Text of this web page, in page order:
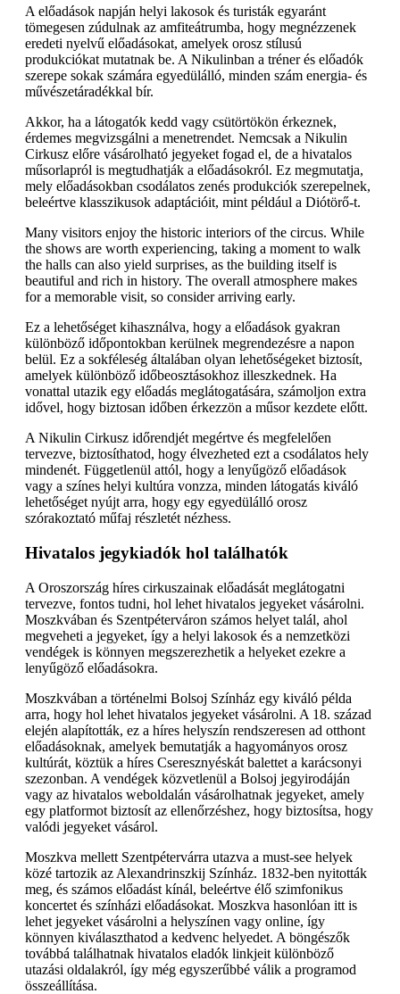
A előadások napján helyi lakosok és turisták egyaránt
tömegesen zúdulnak az amfiteátrumba, hogy megnézzenek
eredeti nyelvű előadásokat, amelyek orosz stílusú
produkciókat mutatnak be. A Nikulinban a tréner és előadók
szerepe sokak számára egyedülálló, minden szám energia- és
művészetáradékkal bír.
Akkor, ha a látogatók kedd vagy csütörtökön érkeznek,
érdemes megvizsgálni a menetrendet. Nemcsak a Nikulin
Cirkusz előre vásárolható jegyeket fogad el, de a hivatalos
műsorlapról is megtudhatják a előadásokról. Ez megmutatja,
mely előadásokban csodálatos zenés produkciók szerepelnek,
beleértve klasszikusok adaptációit, mint például a Diótörő-t.
Many visitors enjoy the historic interiors of the circus. While
the shows are worth experiencing, taking a moment to walk
the halls can also yield surprises, as the building itself is
beautiful and rich in history. The overall atmosphere makes
for a memorable visit, so consider arriving early.
Ez a lehetőséget kihasználva, hogy a előadások gyakran
különböző időpontokban kerülnek megrendezésre a napon
belül. Ez a sokféleség általában olyan lehetőségeket biztosít,
amelyek különböző időbeosztásokhoz illeszkednek. Ha
vonattal utazik egy előadás meglátogatására, számoljon extra
idővel, hogy biztosan időben érkezzön a műsor kezdete előtt.
A Nikulin Cirkusz időrendjét megértve és megfelelően
tervezve, biztosíthatod, hogy élvezheted ezt a csodálatos hely
mindenét. Függetlenül attól, hogy a lenyűgöző előadások
vagy a színes helyi kultúra vonzza, minden látogatás kiváló
lehetőséget nyújt arra, hogy egy egyedülálló orosz
szórakoztató műfaj részletét nézhess.
Hivatalos jegykiadók hol találhatók
A Oroszország híres cirkuszainak előadását meglátogatni
tervezve, fontos tudni, hol lehet hivatalos jegyeket vásárolni.
Moszkvában és Szentpéterváron számos helyet talál, ahol
megveheti a jegyeket, így a helyi lakosok és a nemzetközi
vendégek is könnyen megszerezhetik a helyeket ezekre a
lenyűgöző előadásokra.
Moszkvában a történelmi Bolsoj Színház egy kiváló példa
arra, hogy hol lehet hivatalos jegyeket vásárolni. A 18. század
elején alapították, ez a híres helyszín rendszeresen ad otthont
előadásoknak, amelyek bemutatják a hagyományos orosz
kultúrát, köztük a híres Cseresznyéskát balettet a karácsonyi
szezonban. A vendégek közvetlenül a Bolsoj jegyirodáján
vagy az hivatalos weboldalán vásárolhatnak jegyeket, amely
egy platformot biztosít az ellenőrzéshez, hogy biztosítsa, hogy
valódi jegyeket vásárol.
Moszkva mellett Szentpétervárra utazva a must-see helyek
közé tartozik az Alexandrinszkij Színház. 1832-ben nyitották
meg, és számos előadást kínál, beleértve élő szimfonikus
koncertet és színházi előadásokat. Moszkva hasonlóan itt is
lehet jegyeket vásárolni a helyszínen vagy online, így
könnyen kiválaszthatod a kedvenc helyedet. A böngészők
továbbá találhatnak hivatalos eladók linkjeit különböző
utazási oldalakról, így még egyszerűbbé válik a programod
összeállítása.